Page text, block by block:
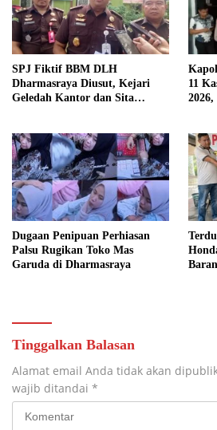
SPJ Fiktif BBM DLH
Dharmasraya Diusut, Kejari
Geledah Kantor dan Sita
11
Dugaan Penipuan Perhiasan
Palsu Rugikan Toko Mas
Garuda di Dharmasraya
Tinggalkan Balasan
Alamat email Anda tidak akan
wajib ditandai *